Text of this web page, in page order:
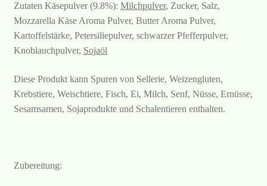
Zutaten Käsepulver (9.8%): Milchpulver, Zucker, Salz,
Mozzarella Käse Aroma Pulver, Butter Aroma Pulver,
Kartoffelstärke, Petersiliepulver, schwarzer Pfefferpulver,
Knoblauchpulver, Sojaöl
Diese Produkt kann Spuren von Sellerie, Weizengluten,
Krebstiere, Weischtiere, Fisch, Ei, Milch, Senf, Nüsse, Ernüsse,
Sesamsamen, Sojaprodukte und Schalentieren enthalten.
Zubereitung: